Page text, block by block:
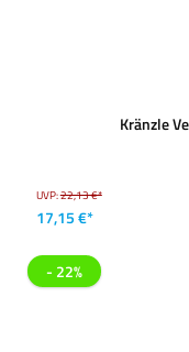
Kränzle
UVP:22,13 €*
17,15 €*
- 22%